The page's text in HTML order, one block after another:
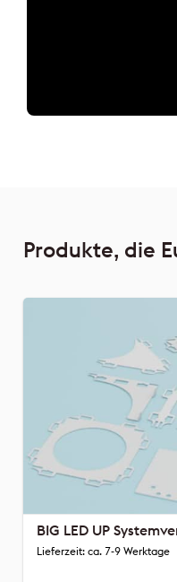
Produkte, die
BIG LED UP
Lieferzeit: ca. 7-9 Werktage